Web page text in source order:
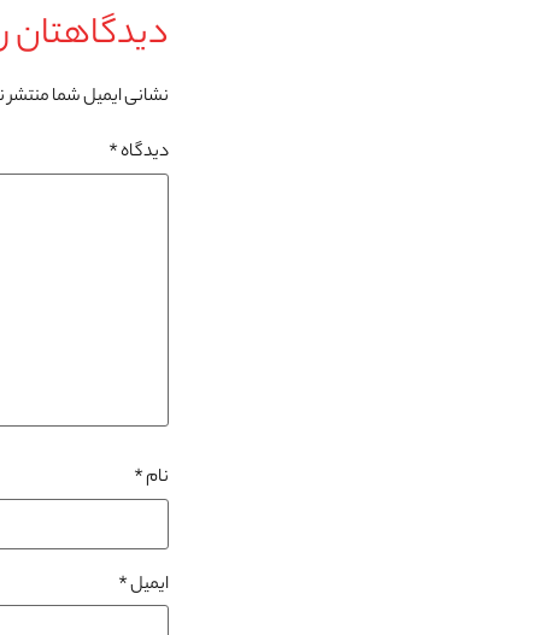
دیدگاهتان
نشانی ایمیل شما
دیدگاه*
نام*
ایمیل*